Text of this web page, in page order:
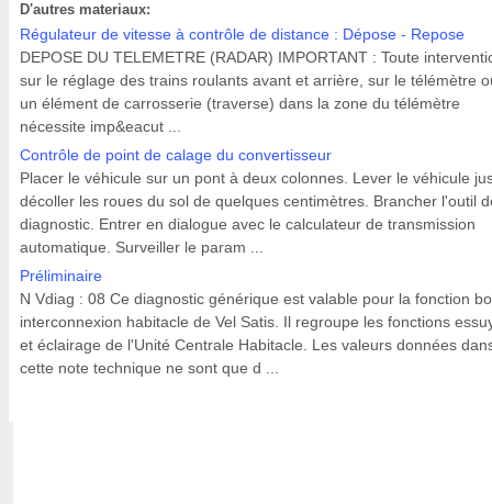
D'autres materiaux:
Régulateur de vitesse à contrôle de distance : Dépose - Repose
DEPOSE DU TELEMETRE (RADAR) IMPORTANT : Toute
sur le réglage des trains roulants avant et arrière, sur le télémètre
un élément de carrosserie (traverse) dans la zone du télémètre
nécessite imp&eacut ...
Contrôle de point de calage du convertisseur
Placer le véhicule sur un pont à deux colonnes. Lever le véhicule
décoller les roues du sol de quelques centimètres. Brancher l'outil
diagnostic. Entrer en dialogue avec le calculateur de transmission
automatique. Surveiller le param ...
Préliminaire
N Vdiag : 08 Ce diagnostic générique est valable pour la fonction
interconnexion habitacle de Vel Satis. Il regroupe les fonctions
et éclairage de l'Unité Centrale Habitacle. Les valeurs données
cette note technique ne sont que d ...